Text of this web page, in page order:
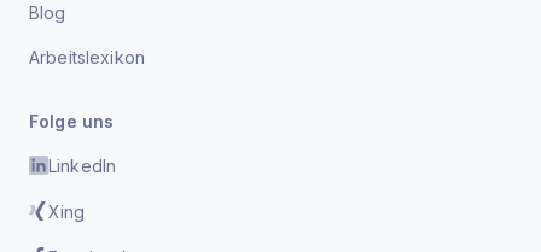
Blog
Arbeitslexikon
Folge uns
LinkedIn
Xing